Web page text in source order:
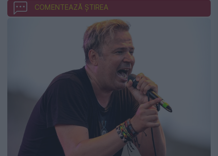
COMENTEAZĂ ȘTIREA